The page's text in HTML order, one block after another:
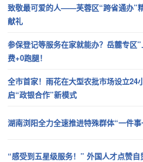
致敬最可爱的人——芙蓉区“跨省通办”
献礼
参保登记等服务在家就能办？岳麓专区
费+0跑腿！
全市首家！雨花在大型农批市场设立24
启“政银合作”新模式
湖南浏阳全力全速推进特殊群体“一件
“感受到五星级服务！” 外国人才点赞